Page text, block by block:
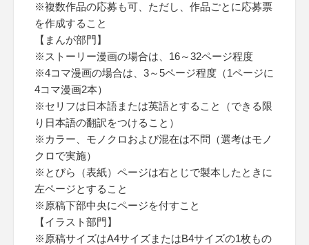
※複数作品の応募も可、ただし、作品ごとに応募票
を作成すること
【まんが部門】
※ストーリー漫画の場合は、16～32ページ程度
※4コマ漫画の場合は、3～5ページ程度（1ページに
4コマ漫画2本）
※セリフは日本語または英語とすること（できる限
り日本語の翻訳をつけること）
※カラー、モノクロおよび混在は不問（選考はモノ
クロで実施）
※とびら（表紙）ページは右とじで製本したときに
左ページとすること
※原稿下部中央にページを付すこと
【イラスト部門】
※原稿サイズはA4サイズまたはB4サイズの1枚もの